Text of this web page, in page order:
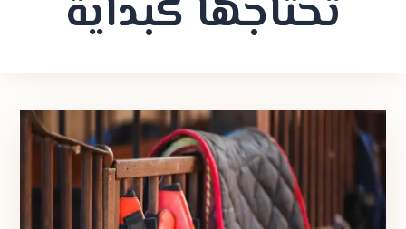
تحتاجها كبداية